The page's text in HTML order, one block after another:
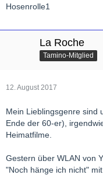
Hosenrolle1
La Roche
Tamino-Mitglied
12. August 2017
Mein Lieblingsgenre sind
Ende der 60-er),
Heimatfilme.
Gestern über WLAN von
"Noch hänge ich nicht"